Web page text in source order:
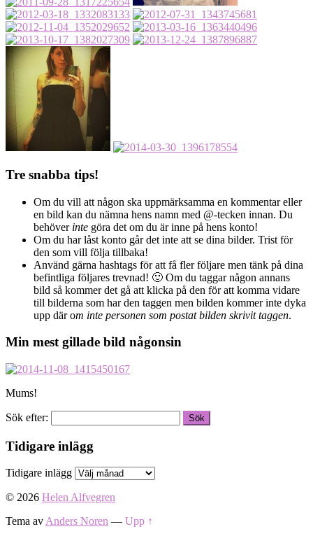
Tre snabba tips!
Om du vill att någon ska uppmärksamma en kommentar eller
en bild kan du nämna hens namn med @-tecken innan. Du
behöver inte göra det om du är inne på hens konto!
Om du har låst konto går det inte att se dina bilder. Trist för
den som vill följa tillbaka!
Använd gärna hashtags för att få fler följare men tänk på dina
befintliga följares trevnad! 🙂 Om du taggar någon annans
bild så kommer det gå att klicka på den för att komma vidare
till bilderna som har den taggen men bilden kommer inte dyka
upp där om inte personen som postat bilden skrivit taggen.
Min mest gillade bild någonsin
Mums!
Sök efter:
Tidigare inlägg
Tidigare inlägg
© 2026 Helen Alfvegren
Tema avAnders Noren — Upp ↑